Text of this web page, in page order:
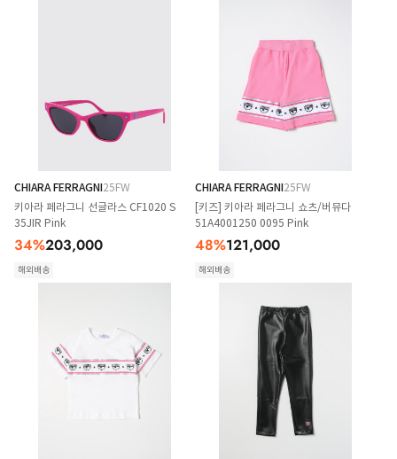
CHIARA FERRAGNI25FW
키아라 페라그니 선글라스 CF1020 S
35JIR Pink
34%203,000
해외배송
CHIARA FERRAGNI25FW
[키즈] 키아라 페라그니 쇼츠/버뮤다
51A4001250 0095 Pink
48%121,000
해외배송